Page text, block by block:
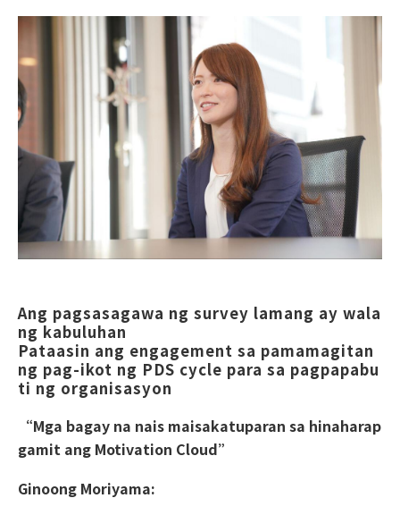
Ang pagsasagawa ng survey lamang ay wala
ng kabuluhan
Pataasin ang engagement sa pamamagitan
ng pag-ikot ng PDS cycle para sa pagpapabu
ti ng organisasyon
“Mga bagay na nais maisakatuparan sa hinaharap
gamit ang Motivation Cloud”
Ginoong Moriyama: